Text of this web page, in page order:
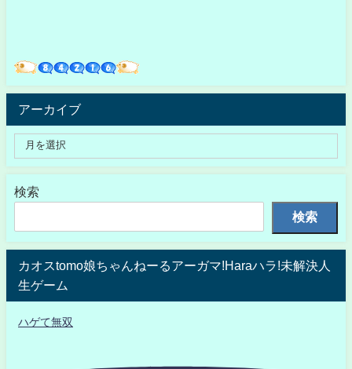
アーカイブ
検索
検索
カオスtomo娘ちゃんねーるアーガマ!Haraハラ!未解決人
生ゲーム
ハゲて無双